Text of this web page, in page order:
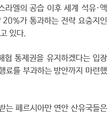
라엘의 공습 이후 세계 석유·액
가 통과하는 전략 요충지인
있다.
협 통제권을 유지하겠다는 입장
료를 부과하는 방안까지 마련했
는 페르시아만 연안 산유국들은